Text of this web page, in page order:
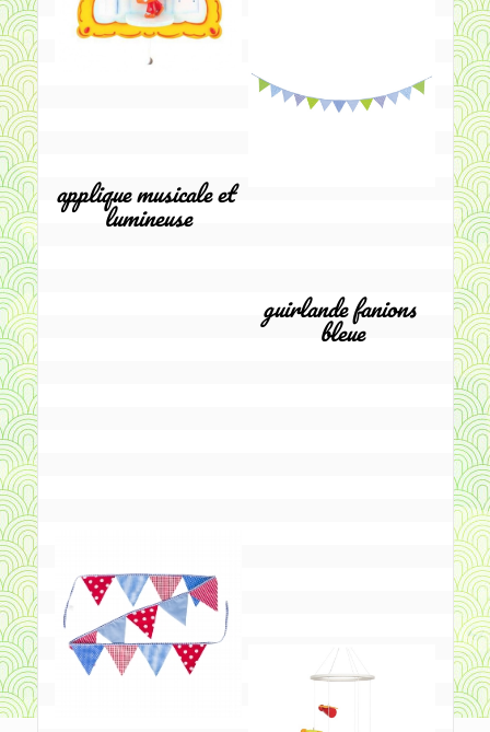
applique musicale et
lumineuse
guirlande fanions
bleue